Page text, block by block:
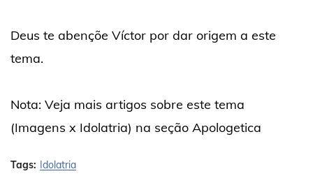
Deus te abençõe Víctor por dar origem a este
tema.
Nota: Veja mais artigos sobre este tema
(Imagens x Idolatria) na seção Apologetica
Tags: Idolatria